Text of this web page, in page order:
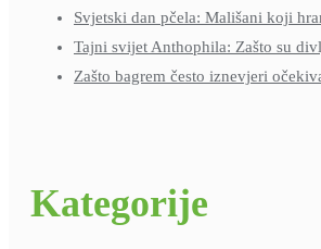
Svjetski dan pčela: Mališani koji
Tajni svijet Anthophila: Zašto su
Zašto bagrem često iznevjeri
Kategorije